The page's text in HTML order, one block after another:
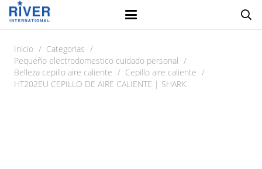
Inicio / Categorias /
Pequeño electrodomestico cuidado personal /
Belleza cepillo aire caliente / Cepillo aire caliente /
HT202EU CEPILLO DE AIRE CALIENTE | SHARK